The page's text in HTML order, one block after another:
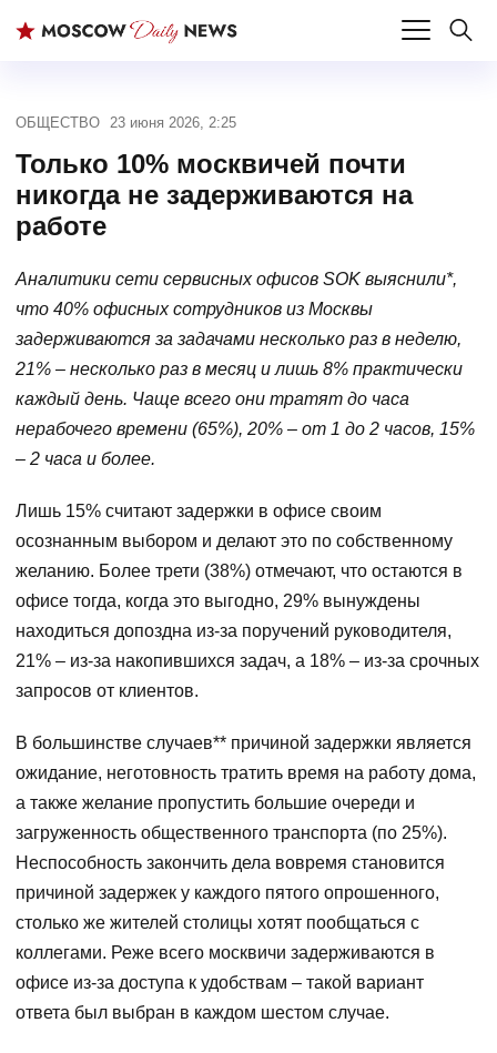
ОБЩЕСТВО 23 июня 2026, 2:25
Только 10% москвичей почти
никогда не задерживаются на
работе
Аналитики сети сервисных офисов SOK выяснили*,
что 40% офисных сотрудников из Москвы
задерживаются за задачами несколько раз в неделю,
21% – несколько раз в месяц и лишь 8% практически
каждый день. Чаще всего они тратят до часа
нерабочего времени (65%), 20% – от 1 до 2 часов, 15%
– 2 часа и более.
Лишь 15% считают задержки в офисе своим
осознанным выбором и делают это по собственному
желанию. Более трети (38%) отмечают, что остаются в
офисе тогда, когда это выгодно, 29% вынуждены
находиться допоздна из-за поручений руководителя,
21% – из-за накопившихся задач, а 18% – из-за срочных
запросов от клиентов.
В большинстве случаев** причиной задержки является
ожидание, неготовность тратить время на работу дома,
а также желание пропустить большие очереди и
загруженность общественного транспорта (по 25%).
Неспособность закончить дела вовремя становится
причиной задержек у каждого пятого опрошенного,
столько же жителей столицы хотят пообщаться с
коллегами. Реже всего москвичи задерживаются в
офисе из-за доступа к удобствам – такой вариант
ответа был выбран в каждом шестом случае.